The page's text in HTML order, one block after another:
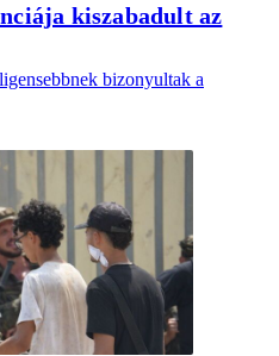
kiszabadult az
bizonyultak a